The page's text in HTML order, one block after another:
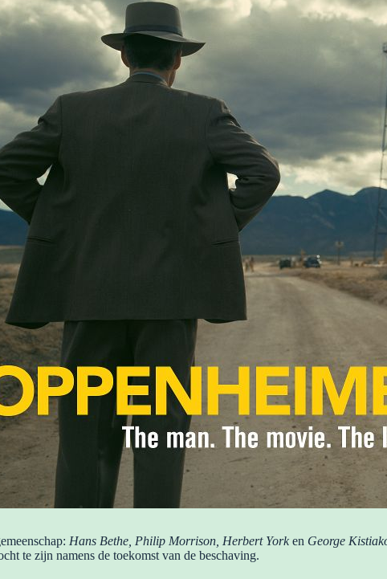
Hans Bethe, Philip Morrison, Herbert York en George
te zijn namens de toekomst van de beschaving.